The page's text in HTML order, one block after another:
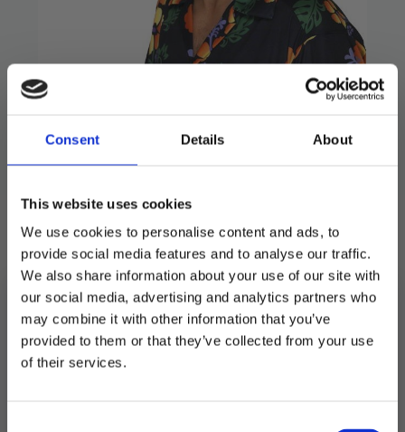
Consent Details About
This website uses cookies
We use cookies to personalise content and ads, to
provide social media features and to analyse our traffic.
We also share information about your use of our site with
our social media, advertising and analytics partners who
may combine it with other information that you’ve
provided to them or that they’ve collected from your use
of their services.
Hawaiihatt med
blomster
89kr
Morsom og sommerlig hatt av strå.
Utsolgt
Produktnummer: 901725
Kategorier:Hatter og hårpynt,Kostymer
Stikkord: Hawaii